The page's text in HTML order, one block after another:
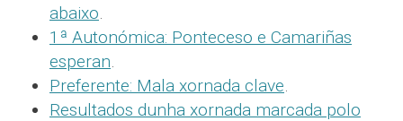
abaixo.
1ª Autonómica: Ponteceso e Camariñas
esperan.
Preferente: Mala xornada clave.
Resultados dunha xornada marcada polo